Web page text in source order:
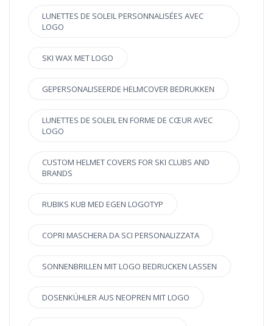
LUNETTES DE SOLEIL PERSONNALISÉES AVEC
LOGO
SKI WAX MET LOGO
GEPERSONALISEERDE HELMCOVER BEDRUKKEN
LUNETTES DE SOLEIL EN FORME DE CŒUR AVEC
LOGO
CUSTOM HELMET COVERS FOR SKI CLUBS AND
BRANDS
RUBIKS KUB MED EGEN LOGOTYP
COPRI MASCHERA DA SCI PERSONALIZZATA
SONNENBRILLEN MIT LOGO BEDRUCKEN LASSEN
DOSENKÜHLER AUS NEOPREN MIT LOGO